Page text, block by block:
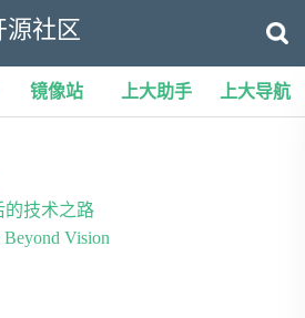
源社区
镜像站 上大助手 上大导航
的技术之路
Vision